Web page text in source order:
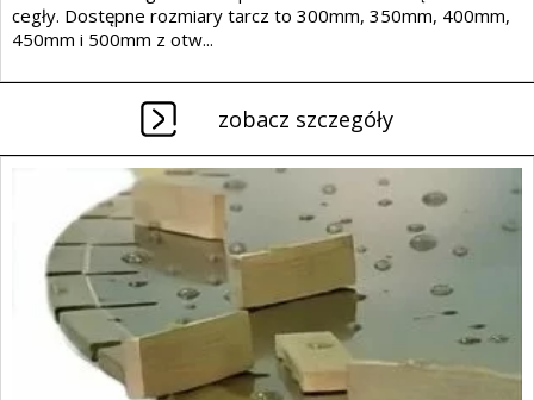
cegły. Dostępne rozmiary tarcz to 300mm, 350mm, 400mm,
450mm i 500mm z otw...
zobacz szczegóły